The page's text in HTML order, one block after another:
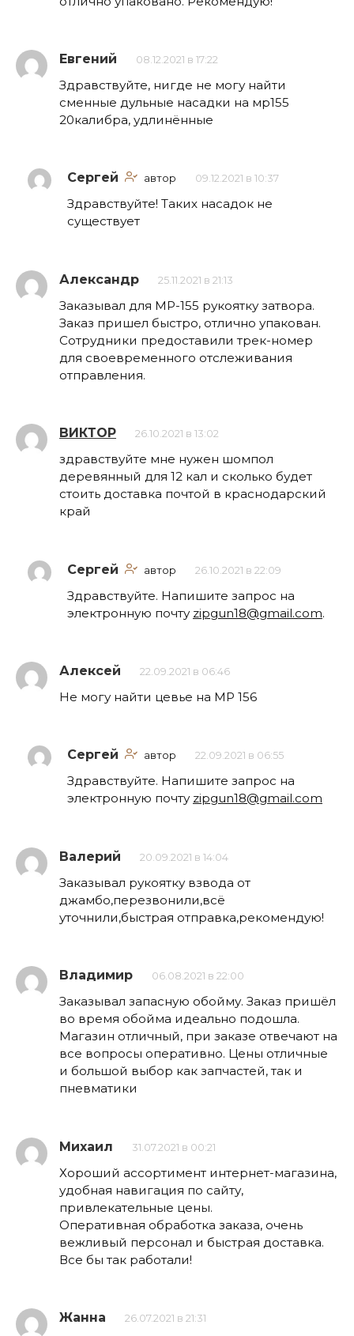
Евгений 08.12.2021 в 17:22
Здравствуйте, нигде не могу найти
сменные дульные насадки на мр155
20калибра, удлинённые
Сергей автор 09.12.2021 в 10:37
Здравствуйте! Таких насадок не
существует
Александр 25.11.2021 в 21:13
Заказывал для МР-155 рукоятку затвора.
Заказ пришел быстро, отлично упакован.
Сотрудники предоставили трек-номер
для своевременного отслеживания
отправления.
ВИКТОР 26.10.2021 в 13:02
здравствуйте мне нужен шомпол
деревянный для 12 кал и сколько будет
стоить доставка почтой в краснодарский
край
Сергей автор 26.10.2021 в 22:09
Здравствуйте. Напишите запрос на
электронную почту zipgun18@gmail.com.
Алексей 22.09.2021 в 06:46
Не могу найти цевье на МР 156
Сергей автор 22.09.2021 в 06:55
Здравствуйте. Напишите запрос на
электронную почту zipgun18@gmail.com
Валерий 20.09.2021 в 14:04
Заказывал рукоятку взвода от
джамбо,перезвонили,всё
уточнили,быстрая отправка,рекомендую!
Владимир 06.08.2021 в 22:00
Заказывал запасную обойму. Заказ пришёл
во время обойма идеально подошла.
Магазин отличный, при заказе отвечают на
все вопросы оперативно. Цены отличные
и большой выбор как запчастей, так и
пневматики
Михаил 31.07.2021 в 00:21
Хороший ассортимент интернет-магазина,
удобная навигация по сайту,
привлекательные цены.
Оперативная обработка заказа, очень
вежливый персонал и быстрая доставка.
Все бы так работали!
Жанна 26.07.2021 в 21:31